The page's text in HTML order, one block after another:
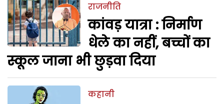
राजनीति
कांवड़ यात्रा : निर्माण
धेले का नहीं, बच्चों का
स्कूल जाना भी छुड़वा दिया
कहानी